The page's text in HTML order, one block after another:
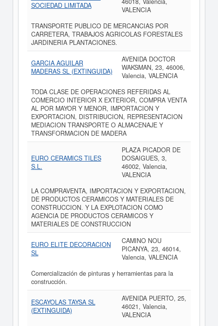
SOCIEDAD LIMITADA
VALENCIA
TRANSPORTE PUBLICO DE MERCANCIAS POR
CARRETERA, TRABAJOS AGRICOLAS FORESTALES
JARDINERIA PLANTACIONES.
GARCIA AGUILAR
MADERAS SL (EXTINGUIDA)
AVENIDA DOCTOR
WAKSMAN, 23, 46006,
Valencia, VALENCIA
TODA CLASE DE OPERACIONES REFERIDAS AL
COMERCIO INTERIOR X EXTERIOR, COMPRA VENTA
AL POR MAYOR Y MENOR, IMPORTACION Y
EXPORTACION, DISTRIBUCION, REPRESENTACION
MEDIACION TRANSPORTE O ALMACENAJE Y
TRANSFORMACION DE MADERA
EURO CERAMICS TILES
S.L.
PLAZA PICADOR DE
DOSAIGUES, 3,
46002, Valencia,
VALENCIA
LA COMPRAVENTA, IMPORTACION Y EXPORTACION,
DE PRODUCTOS CERAMICOS Y MATERIALES DE
CONSTRUCCION. Y LA EXPLOTACION COMO
AGENCIA DE PRODUCTOS CERAMICOS Y
MATERIALES DE CONSTRUCCION
EURO ELITE DECORACION
SL
CAMINO NOU
PICANYA, 23, 46014,
Valencia, VALENCIA
Comercialización de pinturas y herramientas para la
construcción.
ESCAYOLAS TAYSA SL
(EXTINGUIDA)
AVENIDA PUERTO, 25,
46021, Valencia,
VALENCIA